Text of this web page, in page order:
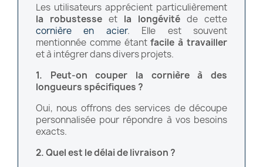
Les utilisateurs apprécient particulièrement
la robustesse et la longévité de cette
cornière en acier. Elle est souvent
mentionnée comme étantfacile à travailler
et à intégrer dans divers projets.
1. Peut-on couper la cornière à des
longueurs spécifiques ?
Oui, nous offrons des services de découpe
personnalisée pour répondre à vos besoins
exacts.
2. Quel est le délai de livraison ?